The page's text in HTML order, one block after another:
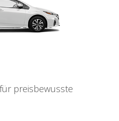
preisbewusste